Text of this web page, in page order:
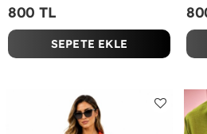
800 TL
SEPETE EKLE